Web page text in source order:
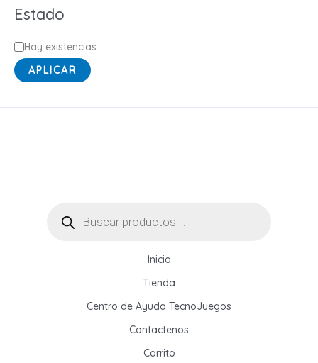
Estado
E
s
a
Hay existencias
APLICAR
productos
Inicio
Tienda
Centro de Ayuda TecnoJuegos
Contactenos
Carrito